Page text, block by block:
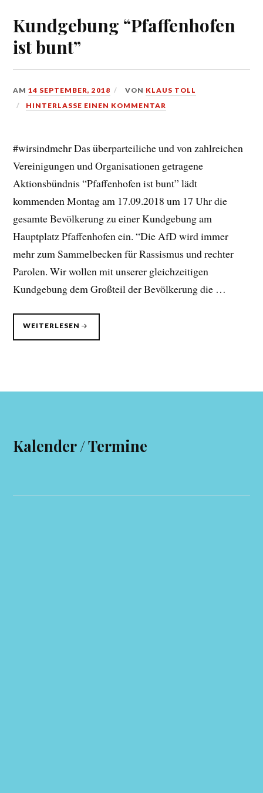
Kundgebung “Pfaffenhofen
ist bunt”
AM14 SEPTEMBER, 2018 VON KLAUS TOLL
HINTERLASSE EINEN KOMMENTAR
#wirsindmehr Das überparteiliche und von zahlreichen
Vereinigungen und Organisationen getragene
Aktionsbündnis “Pfaffenhofen ist bunt” lädt
kommenden Montag am 17.09.2018 um 17 Uhr die
gesamte Bevölkerung zu einer Kundgebung am
Hauptplatz Pfaffenhofen ein. “Die AfD wird immer
mehr zum Sammelbecken für Rassismus und rechter
Parolen. Wir wollen mit unserer gleichzeitigen
Kundgebung dem Großteil der Bevölkerung die …
KUNDGEBUNG
IST
WEITERLESEN
Kalender / Termine